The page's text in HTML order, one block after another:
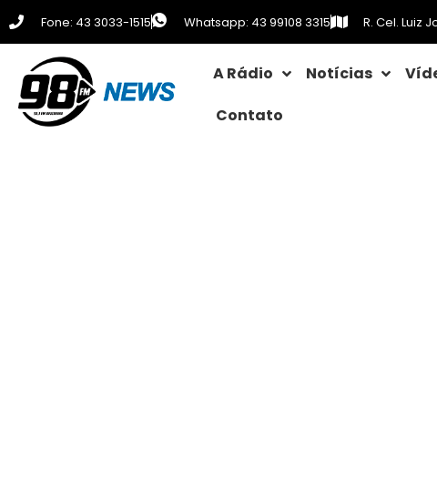
Fone: 43 3033-1515 Whatsapp: 43 99108 3315 R. Cel. Luiz
A Rádio Notícias
Contato